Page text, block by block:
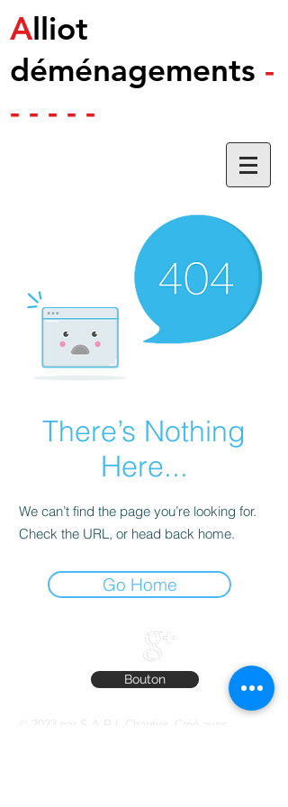
Alliot
déménagements -
- - - - -
There’s Nothing
Here...
We can’t find the page you’re looking for.
Check the URL, or head back home.
Go Home
Bouton